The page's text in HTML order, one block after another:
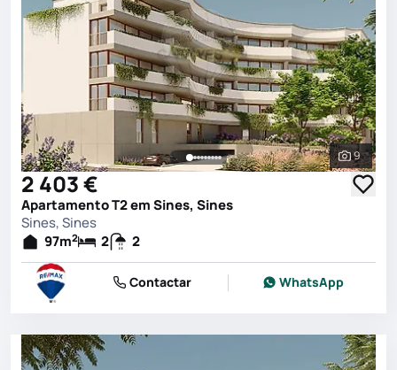
Ver
9
2 403 €
Apartamento T2 em Sines, Sines
Sines, Sines
97m2 2 2
Contactar WhatsApp